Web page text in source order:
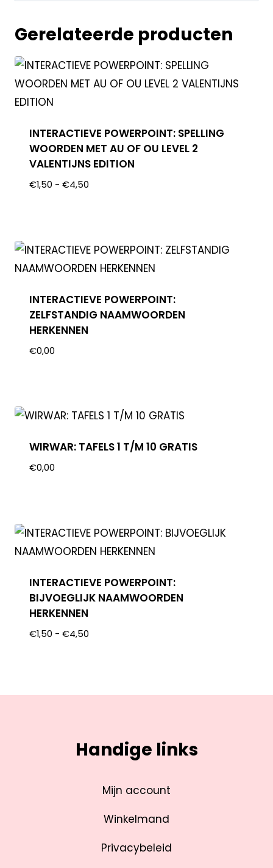
Gerelateerde producten
INTERACTIEVE POWERPOINT: SPELLING
WOORDEN MET AU OF OU LEVEL 2
VALENTIJNS EDITION
€1,50 - €4,50
INTERACTIEVE POWERPOINT:
ZELFSTANDIG NAAMWOORDEN
HERKENNEN
€0,00
WIRWAR: TAFELS 1 T/M 10 GRATIS
€0,00
INTERACTIEVE POWERPOINT:
BIJVOEGLIJK NAAMWOORDEN
HERKENNEN
€1,50 - €4,50
Handige links
Mijn account
Winkelmand
Privacybeleid